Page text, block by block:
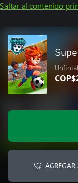
Saltar al contenido
AGREGAR